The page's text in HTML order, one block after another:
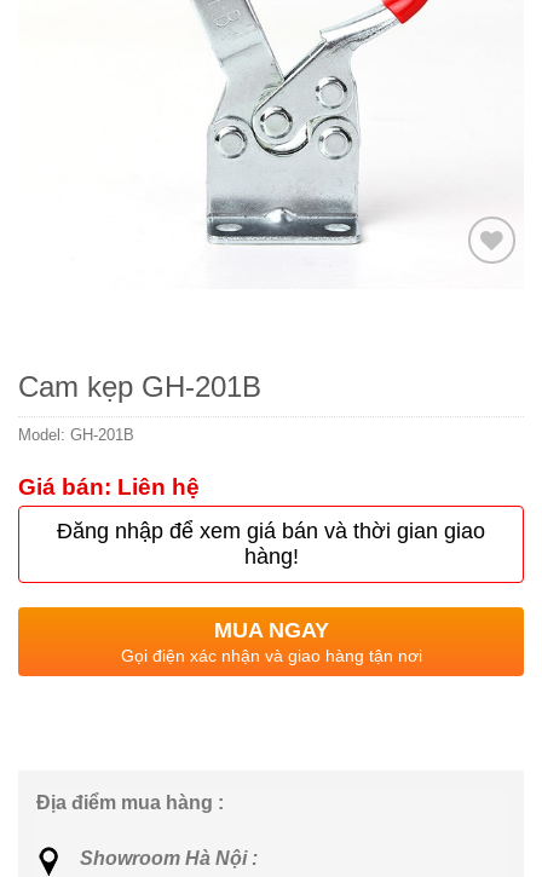
Cam kẹp GH-201B
Model: GH-201B
Giá bán: Liên hệ
Đăng nhập để xem giá bán và thời gian giao
hàng!
MUA NGAY
Gọi điện xác nhận và giao hàng tận nơi
Địa điểm mua hàng :
Showroom Hà Nội :